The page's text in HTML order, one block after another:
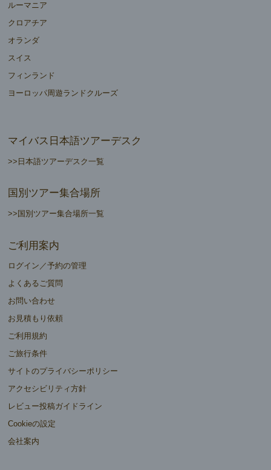
ルーマニア
クロアチア
オランダ
スイス
フィンランド
ヨーロッパ周遊ランドクルーズ
マイバス日本語ツアーデスク
>>日本語ツアーデスク一覧
国別ツアー集合場所
>>国別ツアー集合場所一覧
ご利用案内
ログイン／予約の管理
よくあるご質問
お問い合わせ
お見積もり依頼
ご利用規約
ご旅行条件
サイトのプライバシーポリシー
アクセシビリティ方針
レビュー投稿ガイドライン
Cookieの設定
会社案内